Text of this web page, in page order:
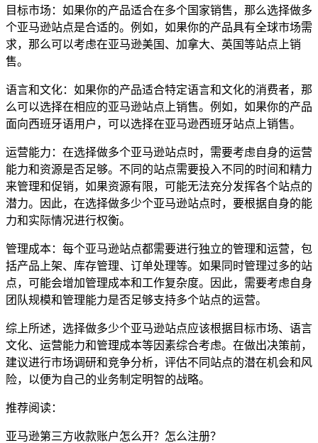
目标市场：如果你的产品适合在多个国家销售，那么选择做多
个亚马逊站点是合适的。例如，如果你的产品具有全球市场需
求，那么可以考虑在亚马逊美国、加拿大、英国等站点上销
售。
语言和文化：如果你的产品适合特定语言和文化的消费者，那
么可以选择在相应的亚马逊站点上销售。例如，如果你的产品
面向西班牙语用户，可以选择在亚马逊西班牙站点上销售。
运营能力：在选择做多个亚马逊站点时，需要考虑自身的运营
能力和资源是否足够。不同的站点需要投入不同的时间和精力
来管理和促销，如果资源有限，可能无法充分发挥各个站点的
潜力。因此，在选择做多少个亚马逊站点时，要根据自身的能
力和实际情况进行权衡。
管理成本：每个亚马逊站点都需要进行独立的管理和运营，包
括产品上架、库存管理、订单处理等。如果同时管理过多的站
点，可能会增加管理成本和工作复杂度。因此，需要考虑自身
团队规模和管理能力是否足够支持多个站点的运营。
综上所述，选择做多少个亚马逊站点应该根据目标市场、语言
文化、运营能力和管理成本等因素综合考虑。在做出决策前，
建议进行市场调研和竞争分析，评估不同站点的潜在机会和风
险，以便为自己的业务制定明智的战略。
推荐阅读：
亚马逊第三方收款账户怎么开？怎么注册？